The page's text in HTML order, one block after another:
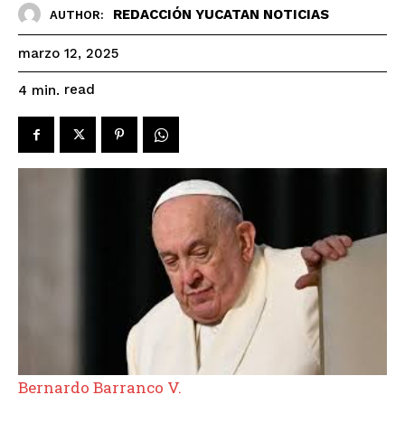
AUTHOR: REDACCIÓN YUCATAN NOTICIAS
marzo 12, 2025
4 min. read
Bernardo Barranco V.